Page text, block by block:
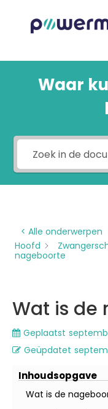
Waar
< Alle onderwerpen
Hoofd
nageboorte
Wat is de
Geplaatst
Geüpdatet
Inhoudsopgave
Wat is de